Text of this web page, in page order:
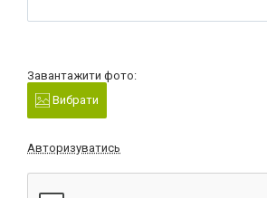
Завантажити фото:
Вибрати
Авторизуватись